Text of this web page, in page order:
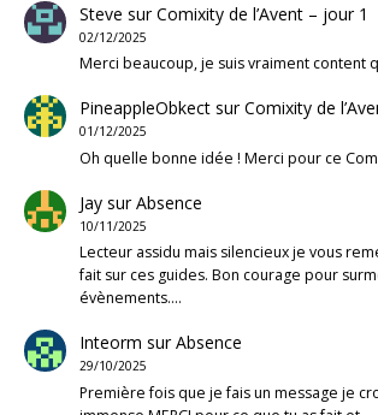
Steve surComixity de l’Avent – jour 1
02/12/2025
Merci beaucoup, je suis vraiment content
PineappleObkectsurComixity de
01/12/2025
Oh quelle bonne idée ! Merci pour ce
JaysurAbsence
10/11/2025
Lecteur assidu mais silencieux je vous
fait sur ces guides. Bon courage pour
évènements.…
Inteorm surAbsence
29/10/2025
Première fois que je fais un message je